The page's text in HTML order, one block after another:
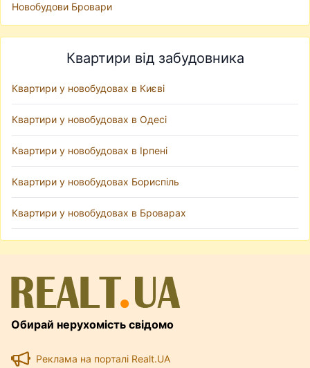
Новобудови Бровари
Квартири від забудовника
Квартири у новобудовах в Києві
Квартири у новобудовах в Одесі
Квартири у новобудовах в Ірпені
Квартири у новобудовах Бориспіль
Квартири у новобудовах в Броварах
Обирай нерухомість свідомо
Реклама на порталі Realt.UA